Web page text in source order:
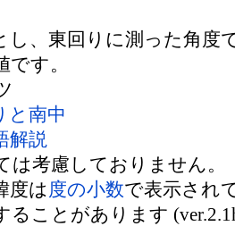
し、東回りに測った角度
です。
と南中
解説
は考慮しておりません。
度は 度の小数で表示され
ることがあります